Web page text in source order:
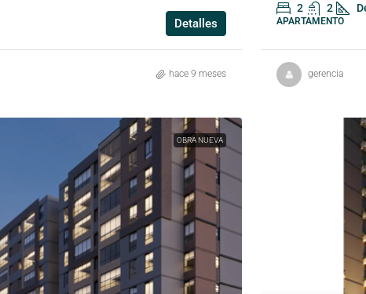
Detalles
hace 9 meses
2 2
APARTAMENTO
gerencia
OBRA NUEVA